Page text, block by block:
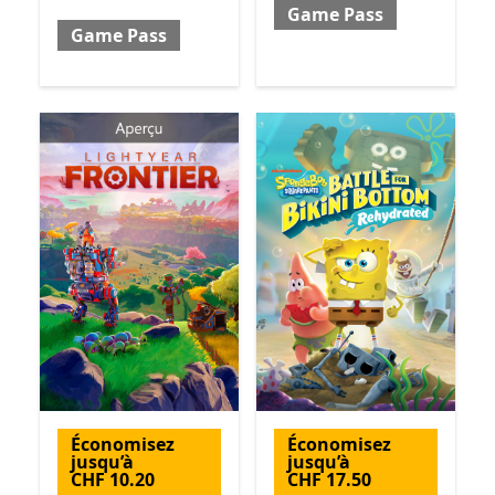
Game Pass
Game Pass
Économisez
jusqu’à
CHF 10.20
Économisez
jusqu’à
CHF 17.50